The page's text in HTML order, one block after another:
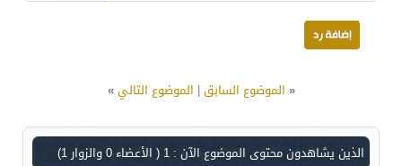
« الموضوع السابق| الموضوع التالي»
الذين يشاهدون محتوى الموضوع الآن : 1 ( الأعضاء 0 والزوار 1)